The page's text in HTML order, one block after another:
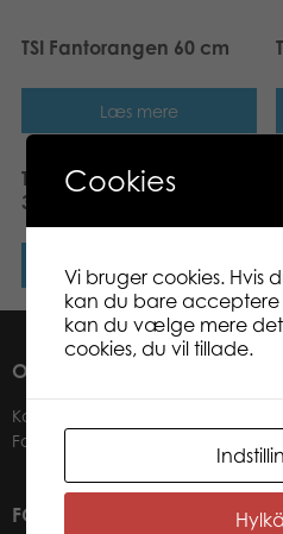
TSI Fantorangen 60 cm
Læs mere
TSI Fantus byggekloser i
30 dele
OM OS
Kontakter
Forhandlere
FOR VORES FORHANDLERE
Cookies
Vi bruger cookies. Hvis
kan du bare acceptere
kan du vælge mere
cookies, du vil tillade.